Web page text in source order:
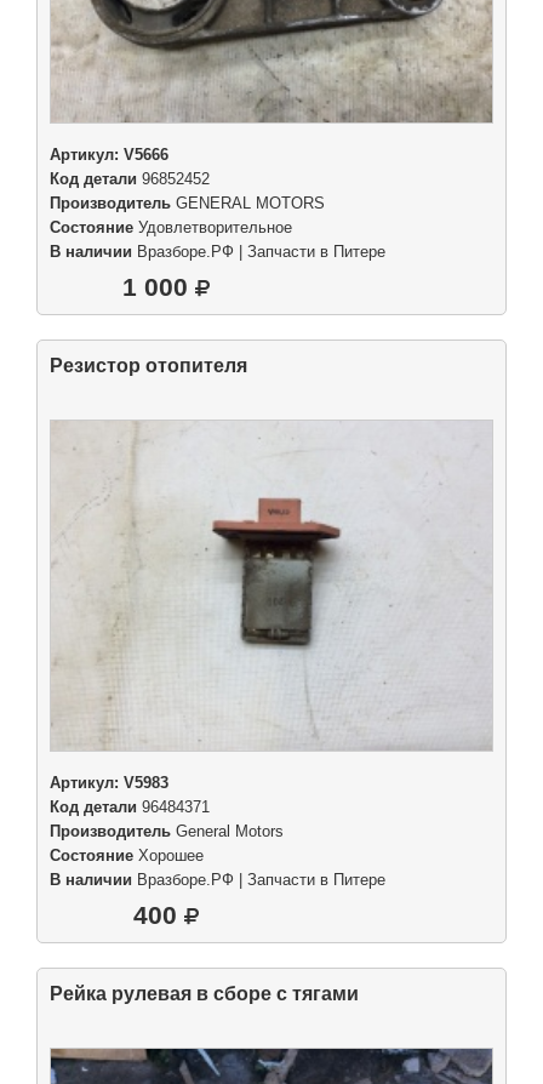
Артикул: V5666
Код детали 96852452
Производитель GENERAL MOTORS
Состояние Удовлетворительное
В наличии Вразборе.РФ | Запчасти в Питере
1 000
Резистор отопителя
Артикул: V5983
Код детали 96484371
Производитель General Motors
Состояние Хорошее
В наличии Вразборе.РФ | Запчасти в Питере
400
Рейка рулевая в сборе с тягами